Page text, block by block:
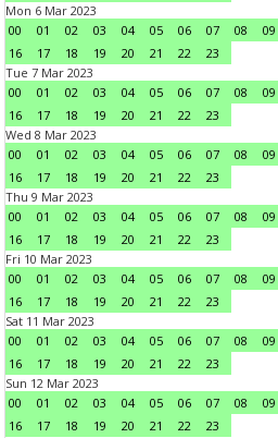
Mon 6 Mar 2023
00
01 02 03 04 05 06 07 08 09
16
17 18 19 20 21 22
23
Tue 7 Mar 2023
00
01 02 03 04 05 06 07 08 09
16
17 18 19 20 21 22
23
Wed 8 Mar 2023
00
01 02 03 04 05 06 07 08 09
16
17 18 19 20 21 22
23
Thu 9 Mar 2023
00
01 02 03 04 05 06 07 08 09
16
17 18 19 20 21 22
23
Fri 10 Mar 2023
00
01 02 03 04 05 06 07 08 09
16
17 18 19 20 21 22
23
Sat 11 Mar 2023
00
01 02 03 04 05 06 07 08 09
16
17 18 19 20 21 22
23
Sun 12 Mar 2023
00
01 02 03 04 05 06 07 08 09
16
17 18 19 20 21 22
23